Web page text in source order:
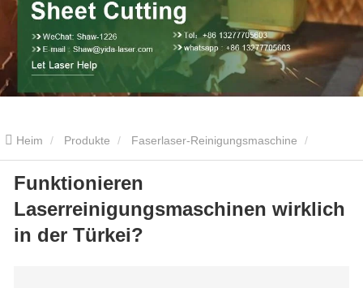
Heim Produkte Faserlaser-Reinigungsmaschine
Funktionieren Laserreinigungsmaschinen wirklich in der Türkei?
Funktionieren
Laserreinigungsmaschinen wirklich
in der Türkei?